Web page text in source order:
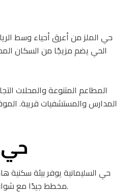
حي الملز من أعرق أحياء وسط
الحي يضم مزيجًا من السكان
المطاعم المتنوعة والمحلات
المدارس والمستشفيات قريبة.
حي
حي السليمانية يوفر بيئة
مخطط جيدًا مع شوارع واسعة ومساحات خضراء.